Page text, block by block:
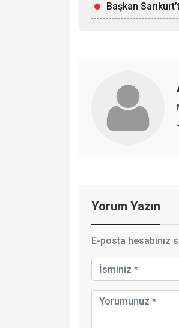
Başkan
Yorum Yazın
E-posta hesabınız